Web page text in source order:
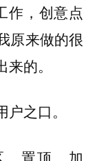
作，创意点
原来做的很
的。
之口。
置顶、加